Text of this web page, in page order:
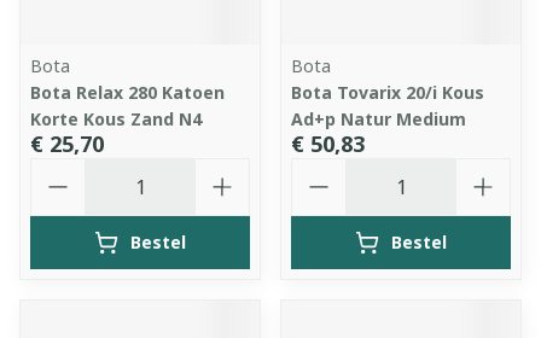
Bota
Bota Relax 280 Katoen
Korte Kous Zand N4
€ 25,70
Bestel
Bota
Bota Tovarix 20/i Kous
Ad+p Natur Medium
€ 50,83
Bestel